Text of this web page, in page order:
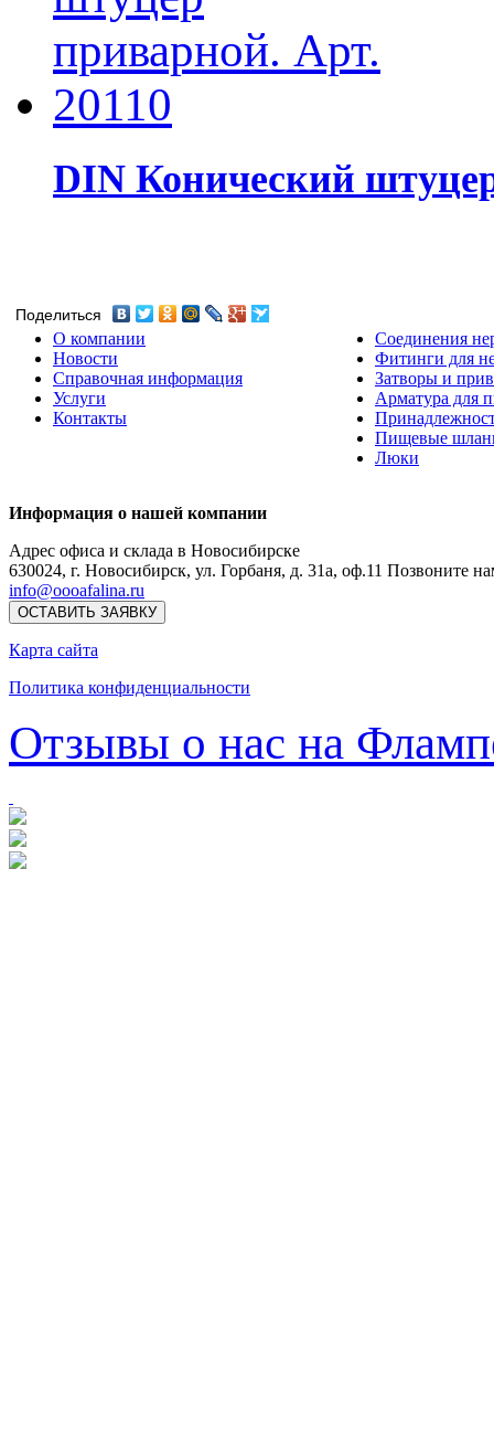
DIN Конический
Поделиться
О компании
Новости
Справочная информация
Услуги
Контакты
Соединения
Фитинги для
Затворы и
Арматура для
Пищевые
Люки
Информация о нашей компании
Адрес офиса и склада в Новосибирске
630024, г. Новосибирск, ул. Горбаня, д. 31а, оф.11 Позвоните
info@oooafalina.ru
ОСТАВИТЬ ЗАЯВКУ
Карта сайта
Политика конфиденциальности
Отзывы о нас на